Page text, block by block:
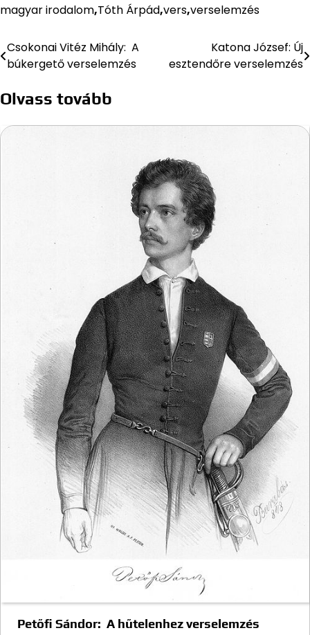
magyar irodalom,Tóth Árpád,vers,verselemzés
Bejegyzés
navigáció
Csokonai Vitéz Mihály: A
búkergető verselemzés
Katona József: Új
esztendőre verselemzés
Olvass tovább
Petőfi Sándor: A hűtelenhez verselemzés